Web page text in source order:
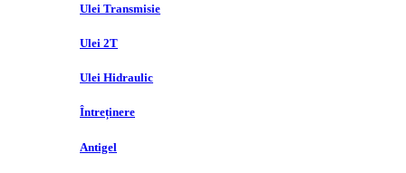
Ulei Transmisie
Ulei 2T
Ulei Hidraulic
Întreținere
Antigel